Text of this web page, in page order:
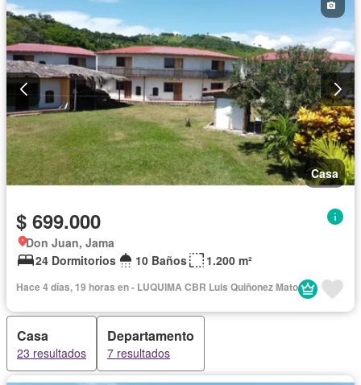
Casa
$ 699.000
Don Juan, Jama
24 Dormitorios
10 Baños 1.200 m²
Hace 4 días, 19 horas en - LUQUIMA CBR Luis Quiñonez Mato
Casa
23 resultados
Departamento
7 resultados